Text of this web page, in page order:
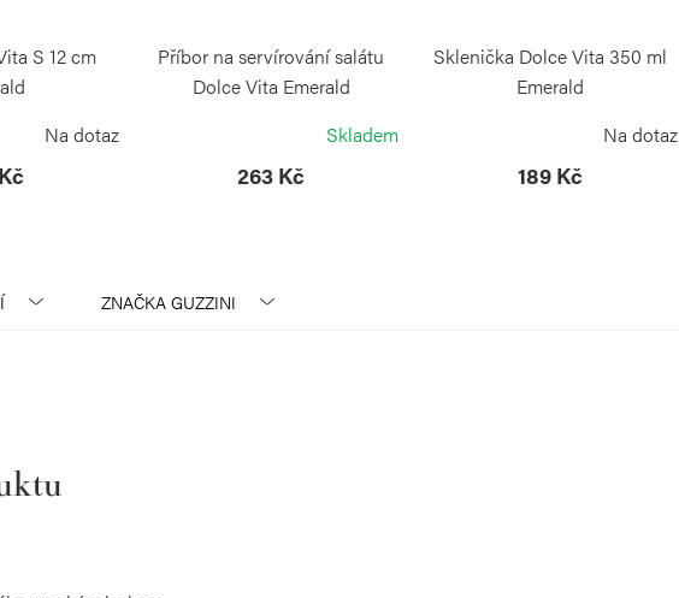
S 12 cm
Na dotaz
Příbor na servírování salátu
Dolce Vita Emerald
Skladem
263 Kč
Sklenička Dolce Vita 350 ml
Emerald
Na dotaz
189 Kč
ZNAČKA GUZZINI